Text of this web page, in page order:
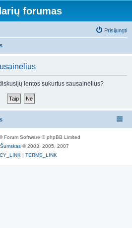
forumas
Prisijungti
lentos sukurtus sausainėlius?
Forum Software © phpBB Limited
© 2003, 2005, 2007
| TERMS_LINK